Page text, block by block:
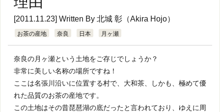
[2011.11.23] Written By 北城 彰（Akira Hojo）
お茶の産地 奈良 日本 月ヶ瀬
奈良の月ヶ瀬という土地をご存じでしょうか？
非常に美しい名称の場所ですね！
ここは名張川沿いに位置する村で、大和茶、しかも、極めて優
れた品質のお茶の産地です。
この土地はその昔琵琶湖の底だったと言われており、ゆえに周